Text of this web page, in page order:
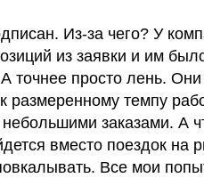
Из-за чего? У
из заявки и им
точнее просто лень.
размеренному темпу
заказами. А
вместо поездок на
Все мои